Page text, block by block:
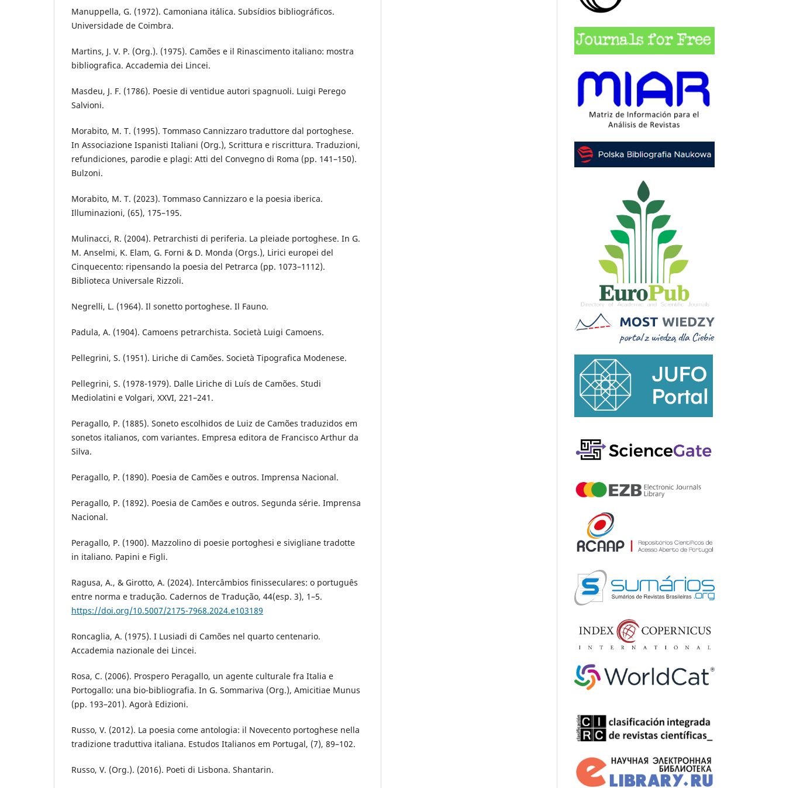
Manuppella, G. (1972). Camoniana itálica. Subsídios bibliográficos.
Universidade de Coimbra.
Martins, J. V. P. (Org.). (1975). Camões e il Rinascimento italiano: mostra
bibliografica. Accademia dei Lincei.
Masdeu, J. F. (1786). Poesie di ventidue autori spagnuoli. Luigi Perego
Salvioni.
Morabito, M. T. (1995). Tommaso Cannizzaro traduttore dal portoghese.
In Associazione Ispanisti Italiani (Org.), Scrittura e riscrittura. Traduzioni,
refundiciones, parodie e plagi: Atti del Convegno di Roma (pp. 141–150).
Bulzoni.
Morabito, M. T. (2023). Tommaso Cannizzaro e la poesia iberica.
Illuminazioni, (65), 175–195.
Mulinacci, R. (2004). Petrarchisti di periferia. La pleiade portoghese. In G.
M. Anselmi, K. Elam, G. Forni & D. Monda (Orgs.), Lirici europei del
Cinquecento: ripensando la poesia del Petrarca (pp. 1073–1112).
Biblioteca Universale Rizzoli.
Negrelli, L. (1964). Il sonetto portoghese. Il Fauno.
Padula, A. (1904). Camoens petrarchista. Società Luigi Camoens.
Pellegrini, S. (1951). Liriche di Camões. Società Tipografica Modenese.
Pellegrini, S. (1978-1979). Dalle Liriche di Luís de Camões. Studi
Mediolatini e Volgari, XXVI, 221–241.
Peragallo, P. (1885). Soneto escolhidos de Luiz de Camões traduzidos em
sonetos italianos, com variantes. Empresa editora de Francisco Arthur da
Silva.
Peragallo, P. (1890). Poesia de Camões e outros. Imprensa Nacional.
Peragallo, P. (1892). Poesia de Camões e outros. Segunda série. Imprensa
Nacional.
Peragallo, P. (1900). Mazzolino di poesie portoghesi e sivigliane tradotte
in italiano. Papini e Figli.
Ragusa, A., & Girotto, A. (2024). Intercâmbios finisseculares: o português
entre norma e tradução. Cadernos de Tradução, 44(esp. 3), 1–5.
https://doi.org/10.5007/2175-7968.2024.e103189
Roncaglia, A. (1975). I Lusiadi di Camões nel quarto centenario.
Accademia nazionale dei Lincei.
Rosa, C. (2006). Prospero Peragallo, un agente culturale fra Italia e
Portogallo: una bio-bibliografia. In G. Sommariva (Org.), Amicitiae Munus
(pp. 193–201). Agorà Edizioni.
Russo, V. (2012). La poesia come antologia: il Novecento portoghese nella
tradizione traduttiva italiana. Estudos Italianos em Portugal, (7), 89–102.
Russo, V. (Org.). (2016). Poeti di Lisbona. Shantarin.